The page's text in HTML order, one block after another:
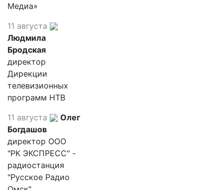
Медиа»
11 августа
Людмила
Бродская
директор
Дирекции
телевизионных
программ НТВ
11 августа
Олег
Богдашов
директор ООО
"РК ЭКСПРЕСС" -
радиостанция
"Русское Радио